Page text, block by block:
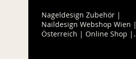
Nageldesign Zubehör |
Naildesign Webshop Wien |
Österreich | Online Shop |